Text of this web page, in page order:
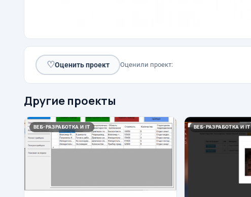
♡Оценить проект Оценили проект:
Другие проекты
ВЕБ-РАЗРАБОТКА И IT ВЕБ-РАЗРАБОТКА И IT